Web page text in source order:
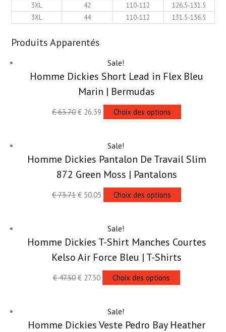
3XL
42 110-112
126.5-131.5
3XL
44 110-112 131.5-136.5
Produits Apparentés
Sale!
Homme Dickies Short Lead in Flex Bleu
Marin | Bermudas
€63.70 € 26.39 Choix des options
Sale!
Homme Dickies Pantalon De Travail Slim
872 Green Moss | Pantalons
€73.71 € 50.05 Choix des options
Sale!
Homme Dickies T-Shirt Manches Courtes
Kelso Air Force Bleu | T-Shirts
€47.50 € 27.30 Choix des options
Sale!
Homme Dickies Veste Pedro Bay Heather